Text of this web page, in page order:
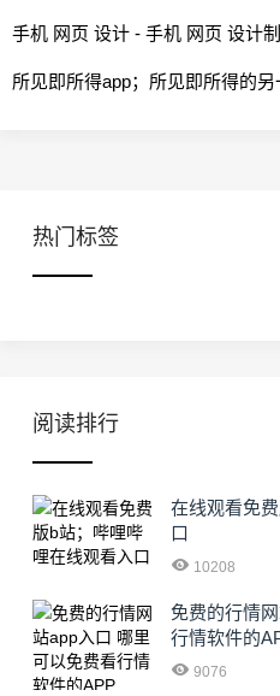
手机 网页 设计 - 手机 网页 设计
所见即所得app；所见即所得的另
热门标签
阅读排行
在线观看免
口
10208
免费的行情
行情软件的
9076